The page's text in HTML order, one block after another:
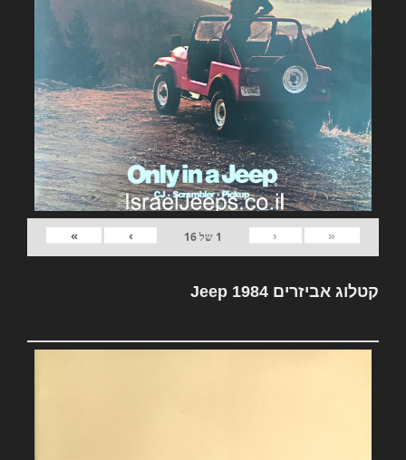
«
‹
1 של16
›
»
קטלוג אביזרים Jeep 1984